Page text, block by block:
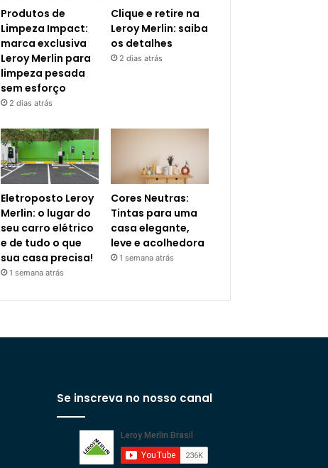
Produtos de
Limpeza Impact:
marca exclusiva
Leroy Merlin para
limpeza pesada
sem esforço
2 dias atrás
Clique e retire na
Leroy Merlin: saiba
os detalhes
2 dias atrás
Eletroposto Leroy
Merlin: o lugar do
seu carro elétrico
e de tudo o que
sua casa precisa!
1 semana atrás
Cores Neutras:
Tintas para uma
casa elegante,
leve e acolhedora
1 semana atrás
Se inscreva no nosso canal